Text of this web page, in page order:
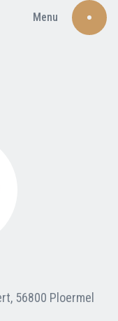
Menu
56800 Ploermel